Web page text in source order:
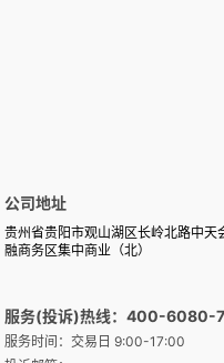
公司地址
贵州省贵阳市观山湖区长岭北路中天
融商务区集中商业（北）
服务(投诉)热线：400-6080-
服务时间：交易日 9:00-17:00